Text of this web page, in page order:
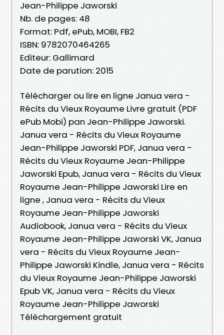
Jean-Philippe Jaworski
Nb. de pages: 48
Format: Pdf, ePub, MOBI, FB2
ISBN: 9782070464265
Editeur: Gallimard
Date de parution: 2015
Télécharger ou lire en ligne Janua vera -
Récits du Vieux Royaume Livre gratuit (PDF
ePub Mobi) pan Jean-Philippe Jaworski.
Janua vera - Récits du Vieux Royaume
Jean-Philippe Jaworski PDF, Janua vera -
Récits du Vieux Royaume Jean-Philippe
Jaworski Epub, Janua vera - Récits du Vieux
Royaume Jean-Philippe Jaworski Lire en
ligne , Janua vera - Récits du Vieux
Royaume Jean-Philippe Jaworski
Audiobook, Janua vera - Récits du Vieux
Royaume Jean-Philippe Jaworski VK, Janua
vera - Récits du Vieux Royaume Jean-
Philippe Jaworski Kindle, Janua vera - Récits
du Vieux Royaume Jean-Philippe Jaworski
Epub VK, Janua vera - Récits du Vieux
Royaume Jean-Philippe Jaworski
Téléchargement gratuit